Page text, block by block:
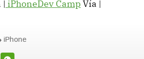
| iPhoneDev CampVía |
iPhone